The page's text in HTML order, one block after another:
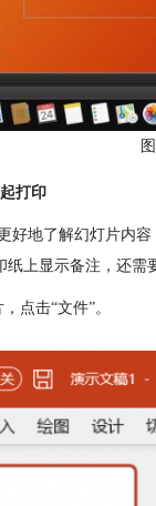
打印
好地了解幻灯片内
上显示备注，还需
点击“文件”。